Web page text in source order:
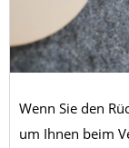
Wenn Sie den
um Ihnen beim